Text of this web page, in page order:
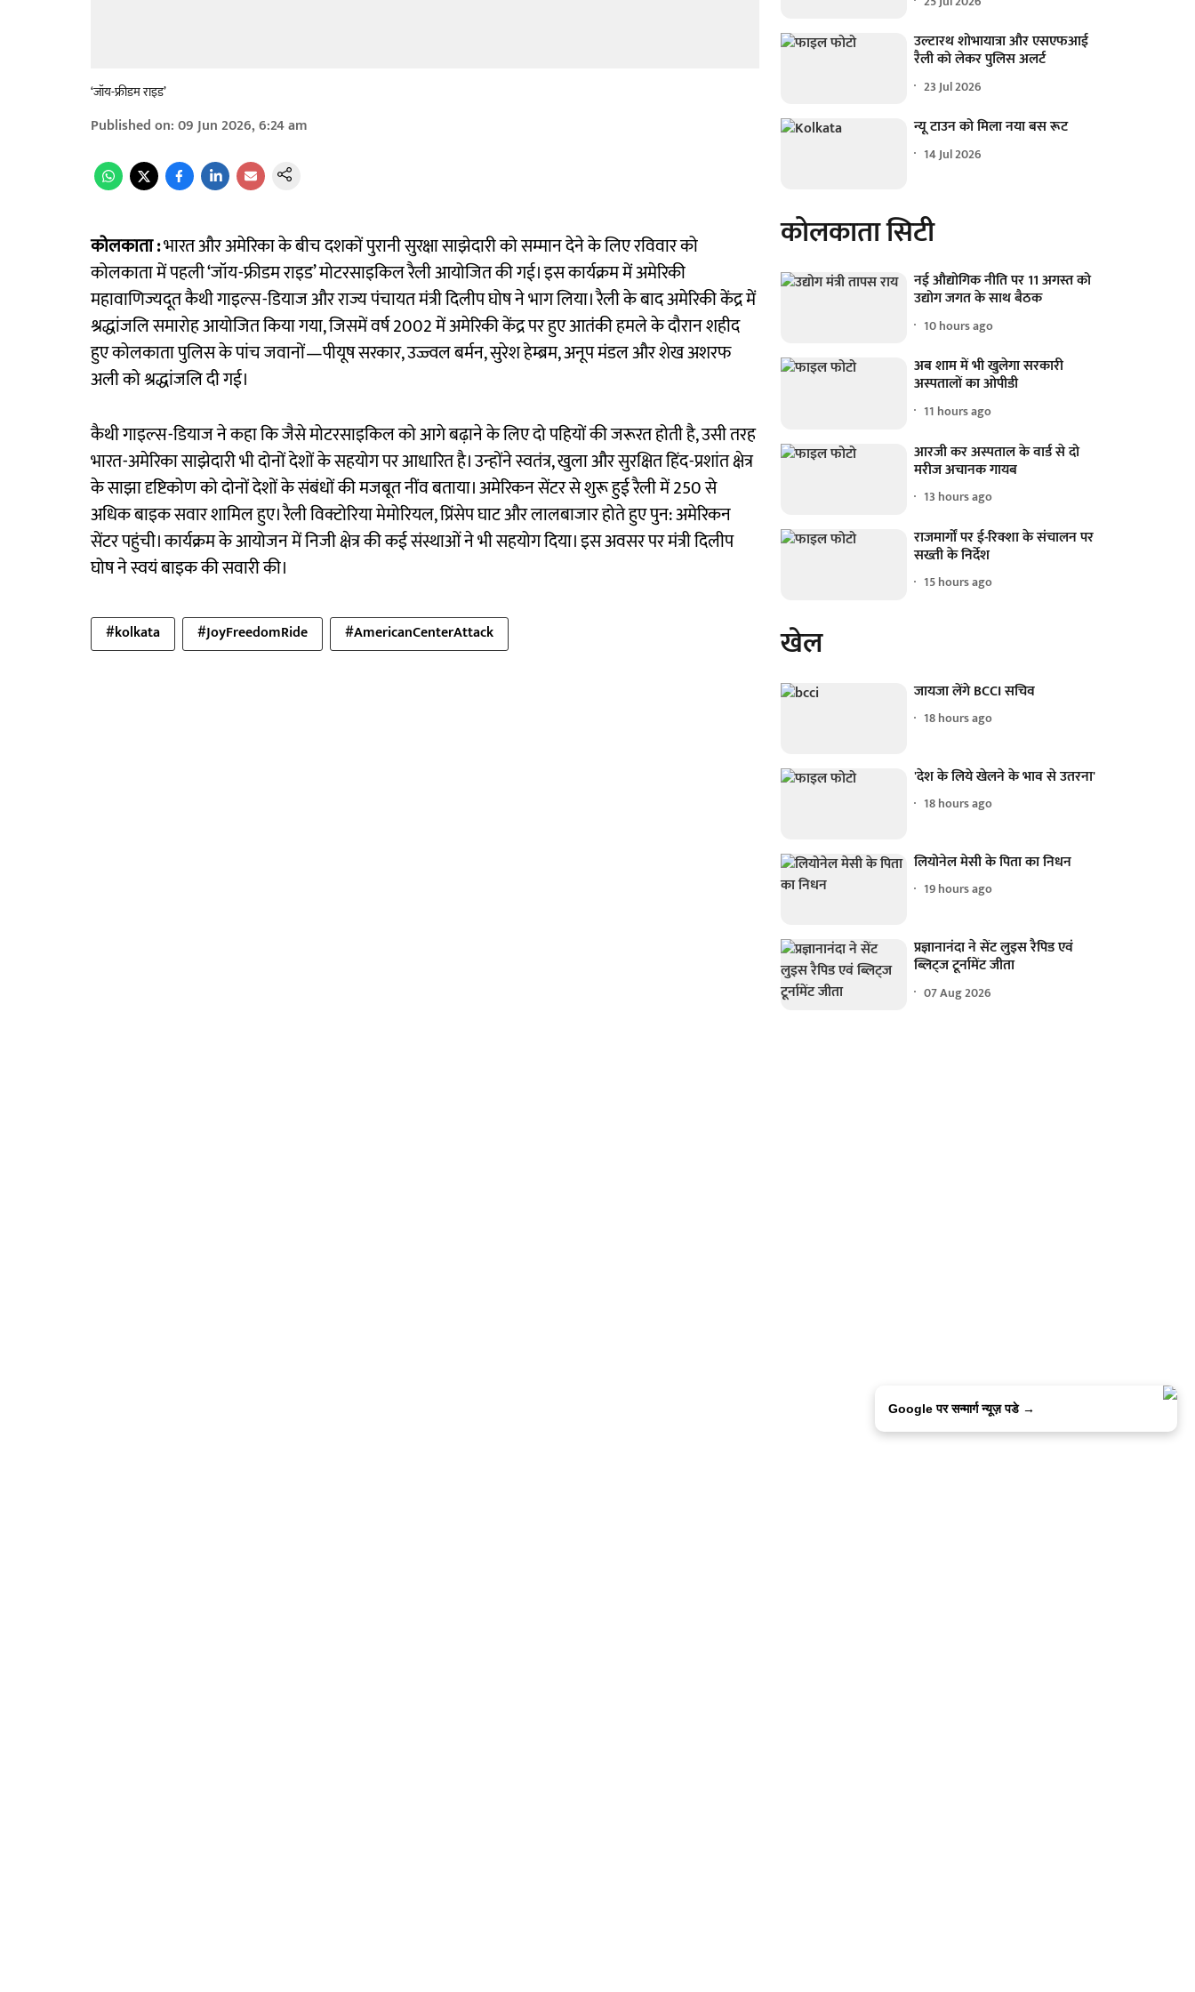
‘जॉय-फ्रीडम राइड’
Published on:09 Jun 2026, 6:24 am
कोलकाता :भारत और अमेरिका के बीच दशकों पुरानी सुरक्षा साझेदारी को सम्मान देने के लिए रविवार को
कोलकाता में पहली ‘जॉय-फ्रीडम राइड’ मोटरसाइकिल रैली आयोजित की गई। इस कार्यक्रम में अमेरिकी
महावाणिज्यदूत कैथी गाइल्स-डियाज और राज्य पंचायत मंत्री दिलीप घोष ने भाग लिया। रैली के बाद अमेरिकी केंद्र में
श्रद्धांजलि समारोह आयोजित किया गया, जिसमें वर्ष 2002 में अमेरिकी केंद्र पर हुए आतंकी हमले के दौरान शहीद
हुए कोलकाता पुलिस के पांच जवानों—पीयूष सरकार, उज्ज्वल बर्मन, सुरेश हेम्ब्रम, अनूप मंडल और शेख अशरफ
अली को श्रद्धांजलि दी गई।
कैथी गाइल्स-डियाज ने कहा कि जैसे मोटरसाइकिल को आगे बढ़ाने के लिए दो पहियों की जरूरत होती है, उसी तरह
भारत-अमेरिका साझेदारी भी दोनों देशों के सहयोग पर आधारित है। उन्होंने स्वतंत्र, खुला और सुरक्षित हिंद-प्रशांत क्षेत्र
के साझा दृष्टिकोण को दोनों देशों के संबंधों की मजबूत नींव बताया। अमेरिकन सेंटर से शुरू हुई रैली में 250 से
अधिक बाइक सवार शामिल हुए। रैली विक्टोरिया मेमोरियल, प्रिंसेप घाट और लालबाजार होते हुए पुन: अमेरिकन
सेंटर पहुंची। कार्यक्रम के आयोजन में निजी क्षेत्र की कई संस्थाओं ने भी सहयोग दिया। इस अवसर पर मंत्री दिलीप
घोष ने स्वयं बाइक की सवारी की।
#kolkata #JoyFreedomRide #AmericanCenterAttack
उल्टारथ शोभायात्रा और एसएफआई
रैली को लेकर पुलिस अलर्ट
23 Jul 2026
न्यू टाउन को मिला नया बस रूट
14 Jul 2026
कोलकाता सिटी
नई औद्योगिक नीति पर 11 अगस्त को
उद्योग जगत के साथ बैठक
10 hours ago
अब शाम में भी खुलेगा सरकारी
अस्पतालों का ओपीडी
11 hours ago
आरजी कर अस्पताल के वार्ड से दो
मरीज अचानक गायब
13 hours ago
राजमार्गों पर ई-रिक्शा के संचालन पर
सख्ती के निर्देश
15 hours ago
खेल
जायजा लेंगे BCCI सचिव
18 hours ago
'देश के लिये खेलने के भाव से उतरना'
18 hours ago
लियोनेल मेसी के पिता का निधन
19 hours ago
प्रज्ञानानंदा ने सेंट लुइस रैपिड एवं
ब्लिट्ज टूर्नामेंट जीता
07 Aug 2026
Google पर सन्मार्ग न्यूज़ पडे →